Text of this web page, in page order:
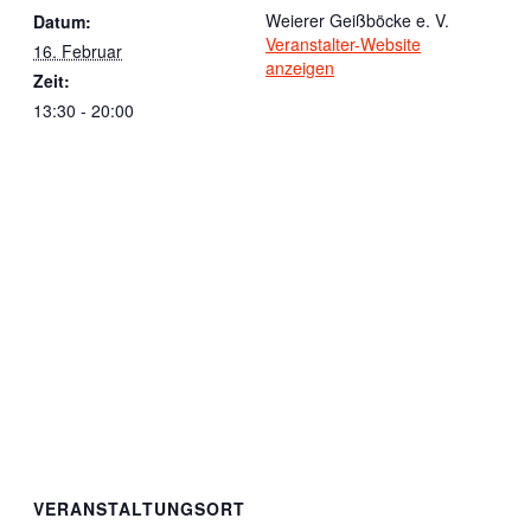
Datum:
16. Februar
Zeit:
13:30 - 20:00
Weierer Geißböcke e. V.
Veranstalter-Website
anzeigen
VERANSTALTUNGSORT